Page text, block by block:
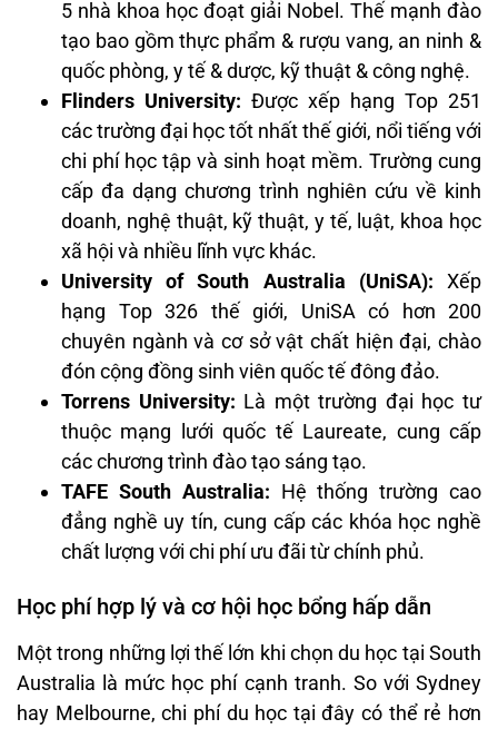
5 nhà khoa học đoạt giải Nobel. Thế mạnh đào
tạo bao gồm thực phẩm & rượu vang, an ninh &
quốc phòng, y tế & dược, kỹ thuật & công nghệ.
Flinders University: Được xếp hạng Top 251
các trường đại học tốt nhất thế giới, nổi tiếng với
chi phí học tập và sinh hoạt mềm. Trường cung
cấp đa dạng chương trình nghiên cứu về kinh
doanh, nghệ thuật, kỹ thuật, y tế, luật, khoa học
xã hội và nhiều lĩnh vực khác.
University of South Australia (UniSA): Xếp
hạng Top 326 thế giới, UniSA có hơn 200
chuyên ngành và cơ sở vật chất hiện đại, chào
đón cộng đồng sinh viên quốc tế đông đảo.
Torrens University: Là một trường đại học tư
thuộc mạng lưới quốc tế Laureate, cung cấp
các chương trình đào tạo sáng tạo.
TAFE South Australia: Hệ thống trường cao
đẳng nghề uy tín, cung cấp các khóa học nghề
chất lượng với chi phí ưu đãi từ chính phủ.
Học phí hợp lý và cơ hội học bổng hấp dẫn
Một trong những lợi thế lớn khi chọn du học tại South
Australia là mức học phí cạnh tranh. So với Sydney
hay Melbourne, chi phí du học tại đây có thể rẻ hơn